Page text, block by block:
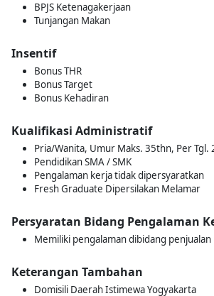
BPJS Ketenagakerjaan
Tunjangan Makan
Insentif
Bonus THR
Bonus Target
Bonus Kehadiran
Kualifikasi Administratif
Pria/Wanita, Umur Maks. 35thn, Per Tgl.
Pendidikan SMA / SMK
Pengalaman kerja tidak dipersyaratkan
Fresh Graduate Dipersilakan Melamar
Persyaratan Bidang Pengalaman
Memiliki pengalaman dibidang penjualan
Keterangan Tambahan
Domisili Daerah Istimewa Yogyakarta